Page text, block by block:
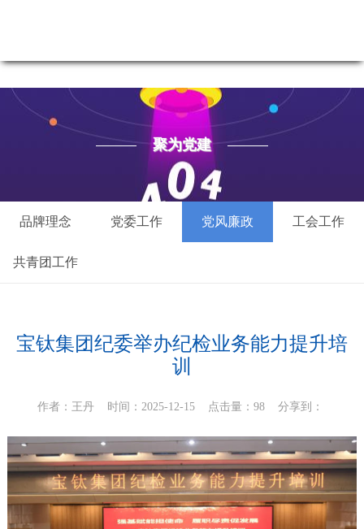
聚为党建
品牌理念 党委工作 党风廉政 工会工作
共青团工作
宝钛集团纪委举办纪检业务能力提升培
训
作者：王丹 时间：2025-12-15 点击量：98 分享到：